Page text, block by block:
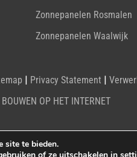
Zonnepanelen Rosmalen
Zonnepanelen Waalwijk
| Privacy Statement |
OP HET INTERNET
site te bieden.